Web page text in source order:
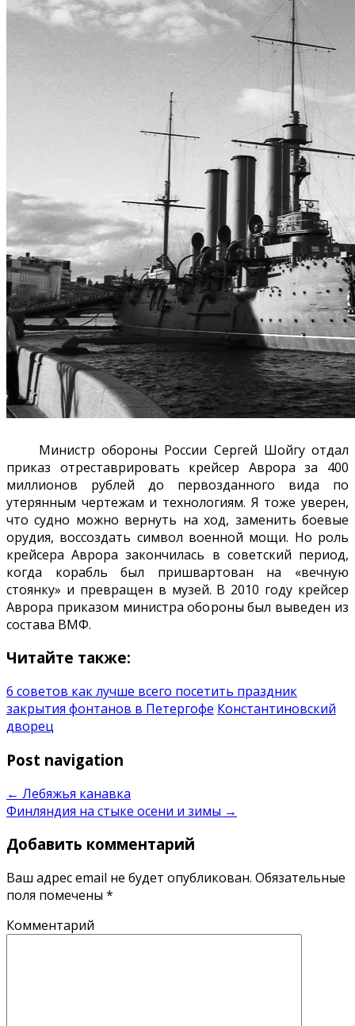
Министр обороны России Сергей Шойгу отдал
приказ отреставрировать крейсер Аврора за 400
миллионов рублей до первозданного вида по
утерянным чертежам и технологиям. Я тоже уверен,
что судно можно вернуть на ход, заменить боевые
орудия, воссоздать символ военной мощи. Но роль
крейсера Аврора закончилась в советский период,
когда корабль был пришвартован на «вечную
стоянку» и превращен в музей. В 2010 году крейсер
Аврора приказом министра обороны был выведен из
состава ВМФ.
Читайте также:
6 советов как лучше всего посетить праздник
закрытия фонтанов в Петергофе Константиновский
дворец
Post navigation
← Лебяжья канавка
Финляндия на стыке осени и зимы →
Добавить комментарий
Ваш адрес email не будет опубликован. Обязательные
поля помечены *
Комментарий